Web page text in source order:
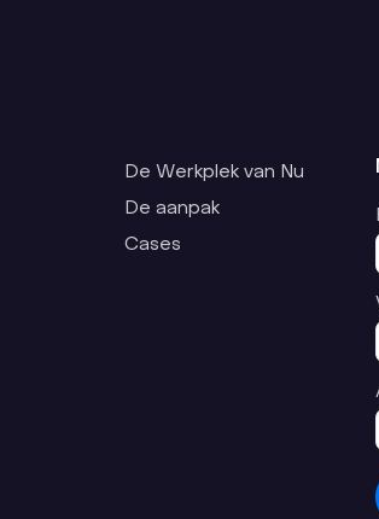
De Werkplek van Nu
De aanpak
Cases